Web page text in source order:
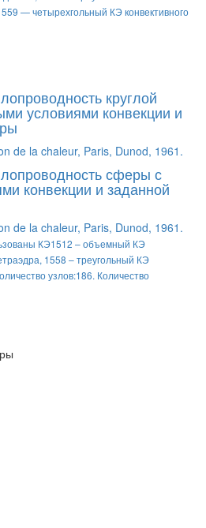
— четырехгольный КЭ конвективного
круглой
условиями конвекции и
de la chaleur, Paris, Dunod, 1961.
сферы с
конвекции и заданной
de la chaleur, Paris, Dunod, 1961.
КЭ1512 – объемный КЭ
1558 – треугольный КЭ
узлов:186. Количество